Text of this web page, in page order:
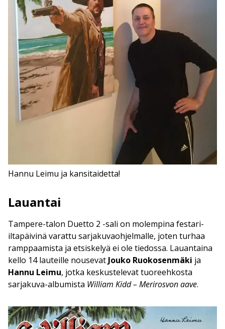
Hannu Leimu ja kansitaidetta!
Lauantai
Tampere-talon Duetto 2 -sali on molempina festari-
iltapäivinä varattu sarjakuvaohjelmalle, joten turhaa
ramppaamista ja etsiskelyä ei ole tiedossa. Lauantaina
kello 14 lauteille nousevat Jouko Ruokosenmäki ja
Hannu Leimu, jotka keskustelevat tuoreehkosta
sarjakuva-albumista William Kidd – Merirosvon aave.